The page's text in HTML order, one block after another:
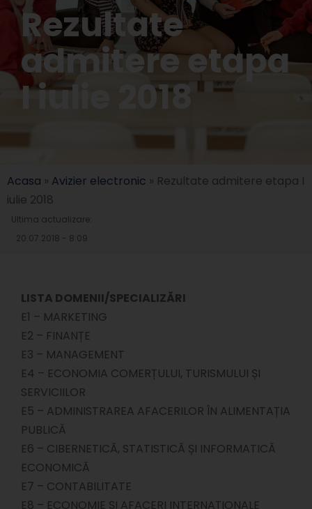
Rezultate
admitere etapa
I iulie 2018
Acasa » Avizier electronic » Rezultate admitere etapa I
iulie 2018
Ultima actualizare:
20.07.2018 - 8:09
LISTA DOMENII/SPECIALIZĂRI
E1 – MARKETING
E2 – FINANȚE
E3 – MANAGEMENT
E4 – ECONOMIA COMERȚULUI, TURISMULUI ȘI
SERVICIILOR
E5 – ADMINISTRAREA AFACERILOR ÎN ALIMENTAȚIA
PUBLICĂ
E6 – CIBERNETICĂ, STATISTICĂ ȘI INFORMATICĂ
ECONOMICĂ
E7 – CONTABILITATE
E8 – ECONOMIE ȘI AFACERI INTERNAȚIONALE